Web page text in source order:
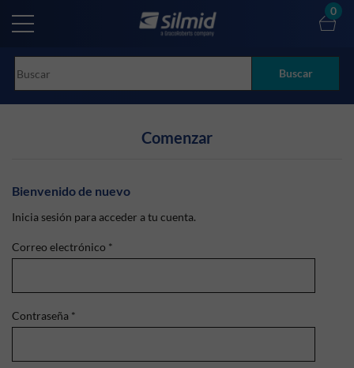
main
Buscar
0
Comenzar
Bienvenido de nuevo
Inicia sesión para acceder a tu cuenta.
Correo electrónico *
Contraseña *